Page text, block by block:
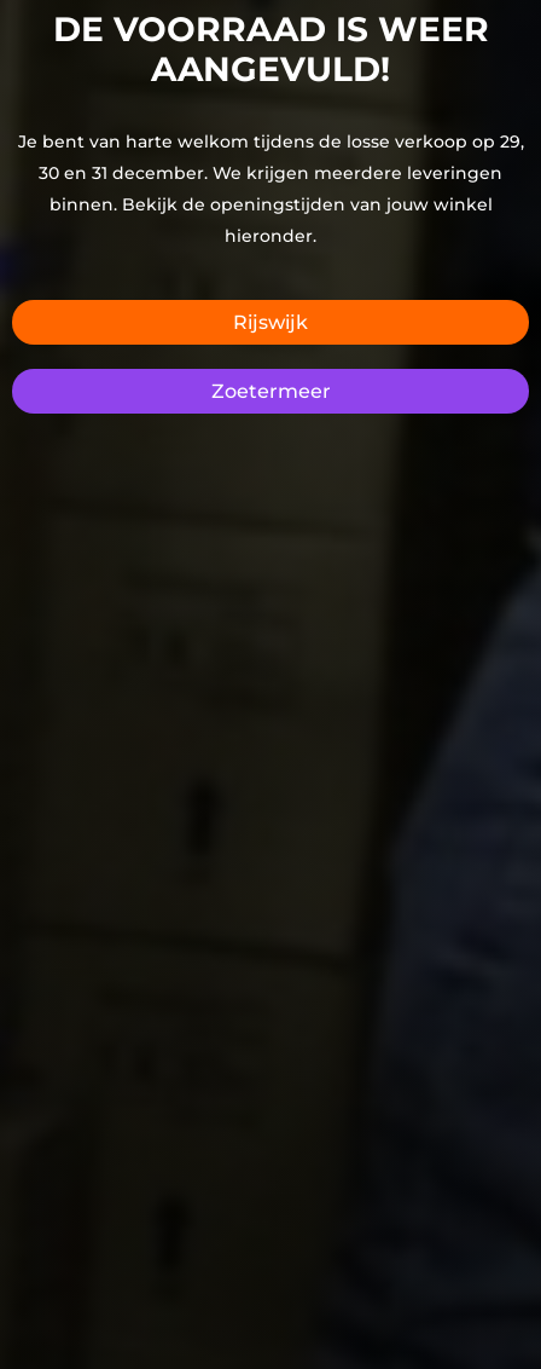
DE VOORRAAD IS WEER
AANGEVULD!
Je bent van harte welkom tijdens de losse verkoop op 29,
30 en 31 december. We krijgen meerdere leveringen
binnen. Bekijk de openingstijden van jouw winkel
hieronder.
Rijswijk
Zoetermeer